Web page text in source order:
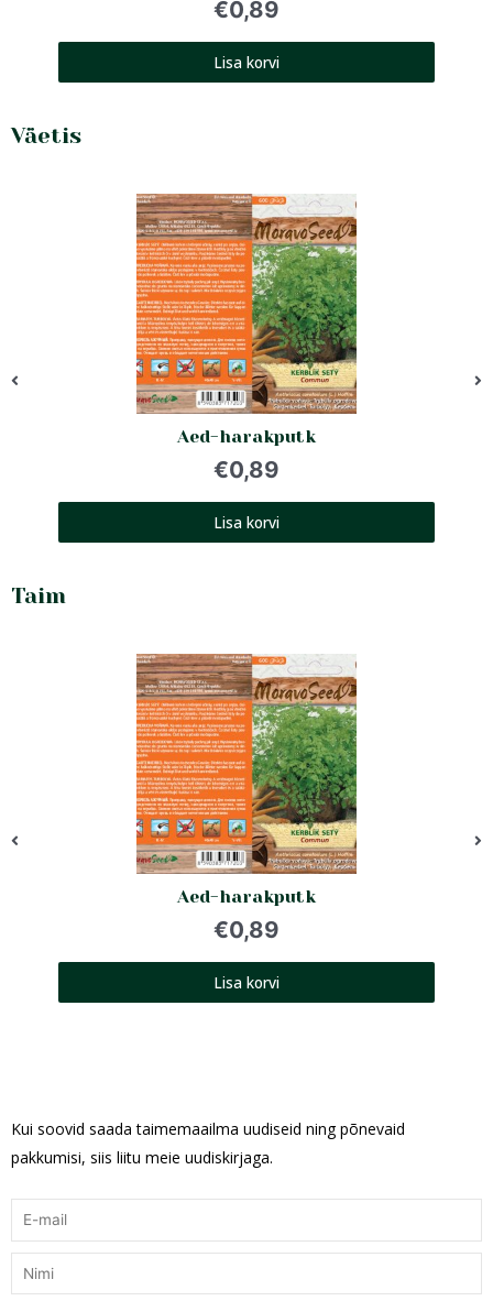
€0,89
Lisa korvi
Väetis
Aed-harakputk
€0,89
Lisa korvi
Taim
Aed-harakputk
€0,89
Lisa korvi
Kui soovid saada taimemaailma uudiseid ning põnevaid
pakkumisi, siis liitu meie uudiskirjaga.